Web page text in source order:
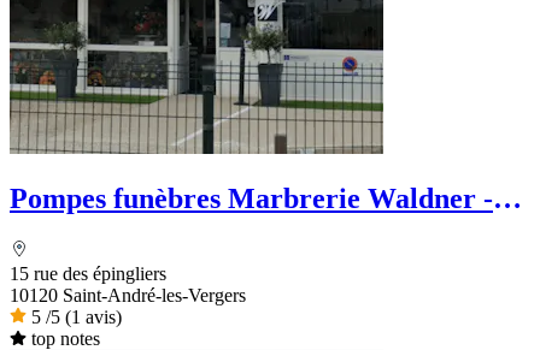
Pompes funèbres Marbrerie Waldner -
15 rue des épingliers
10120 Saint-André-les-Vergers
5 /5 (1 avis)
top notes